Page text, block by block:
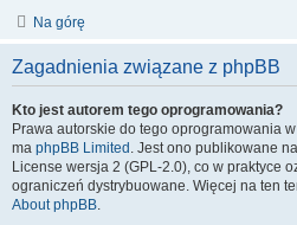
Na górę
Zagadnienia związane z phpBB
Kto jest autorem tego oprogramowania?
Prawa autorskie do tego oprogramowania
ma phpBB Limited . Jest ono publikowane
License wersja 2 (GPL-2.0), co w praktyce
ograniczeń dystrybuowane. Więcej na ten
About phpBB.